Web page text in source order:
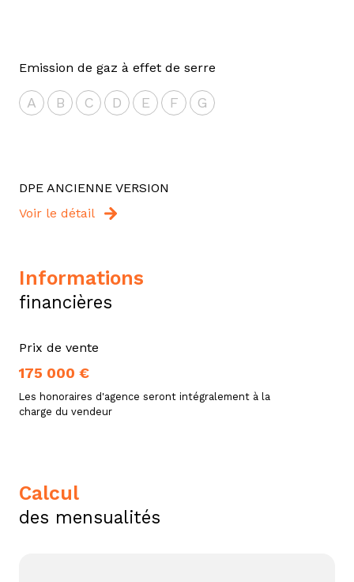
Emission de gaz à effet de serre
A B C D E F G
DPE ANCIENNE VERSION
Voir le détail
informations
financières
Prix de vente
175 000 €
Les honoraires d'agence seront intégralement à la
charge du vendeur
calcul
des mensualités